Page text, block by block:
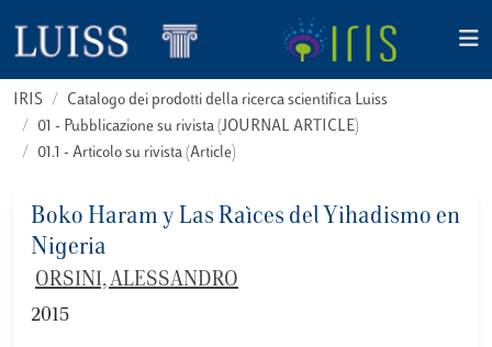
IRIS
Catalogo dei prodotti della ricerca scientifica Luiss
01 - Pubblicazione su rivista (JOURNAL ARTICLE)
01.1 - Articolo su rivista (Article)
Boko Haram y Las Raìces del Yihadismo en
Nigeria
ORSINI, ALESSANDRO
2015